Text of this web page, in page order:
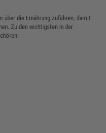
über die Ernährung zuführen, damit
Zu den wichtigsten in der